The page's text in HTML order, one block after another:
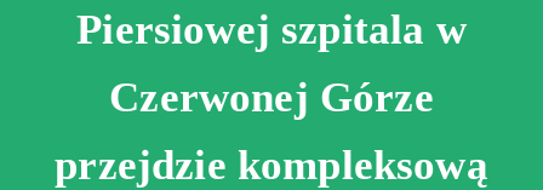
Piersiowej szpitala w
Czerwonej Górze
przejdzie kompleksową